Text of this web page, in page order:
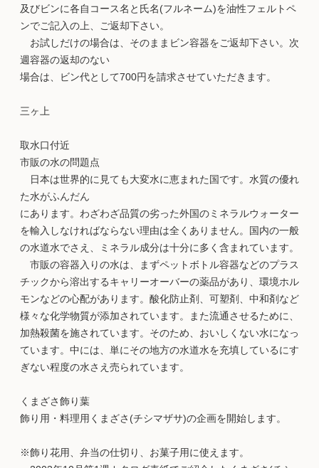
及びビンに各自コース名と氏名(フルネーム)を油性フェルトペ
ンでご記入の上、ご返却下さい。
お試しだけの場合は、そのままビン容器をご返却下さい。次
週容器の返却のない
場合は、ビン代として700円を請求させていただきます。
三ヶ上
取水口付近
市販の水の問題点
日本は世界的に見ても大変水に恵まれた国です。水質の優れ
た水がふんだん
にあります。わざわざ品質の劣った外国のミネラルウォーター
を輸入しなければならない理由は全くありません。国内の一般
の水道水でさえ、ミネラル成分は十分に多く含まれています。
市販の容器入りの水は、まずペットボトル容器などのプラス
チックから溶出するキャリーオーバーの薬品があり、環境ホル
モンなどの心配があります。酸化防止剤、可塑剤、中和剤など
様々な化学物質が添加されています。また流通させるために、
加熱殺菌を施されています。そのため、おいしくない水になっ
ています。中には、単にその地方の水道水を充填しているにす
ぎない程度の水さえ売られています。
くまざさ飾り葉
飾り用・料理用くまざさ(チシマザサ)の企画を開始します。
※飾り花用、弁当の仕切り、お菓子用に使えます。